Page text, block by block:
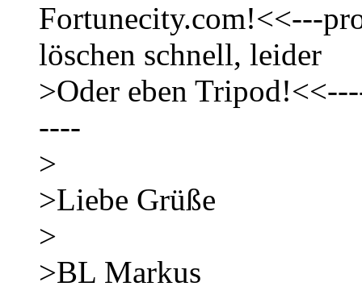
Fortunecity.com!<<---
löschen schnell, leider
>Oder eben
----
>
>Liebe Grüße
>
>BL Markus